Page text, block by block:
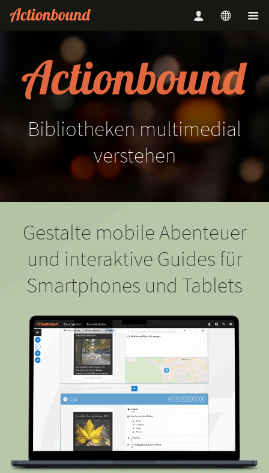
Bibliotheken multimedial
verstehen
Gestalte mobile Abenteuer
und interaktive Guides für
Smartphones und Tablets